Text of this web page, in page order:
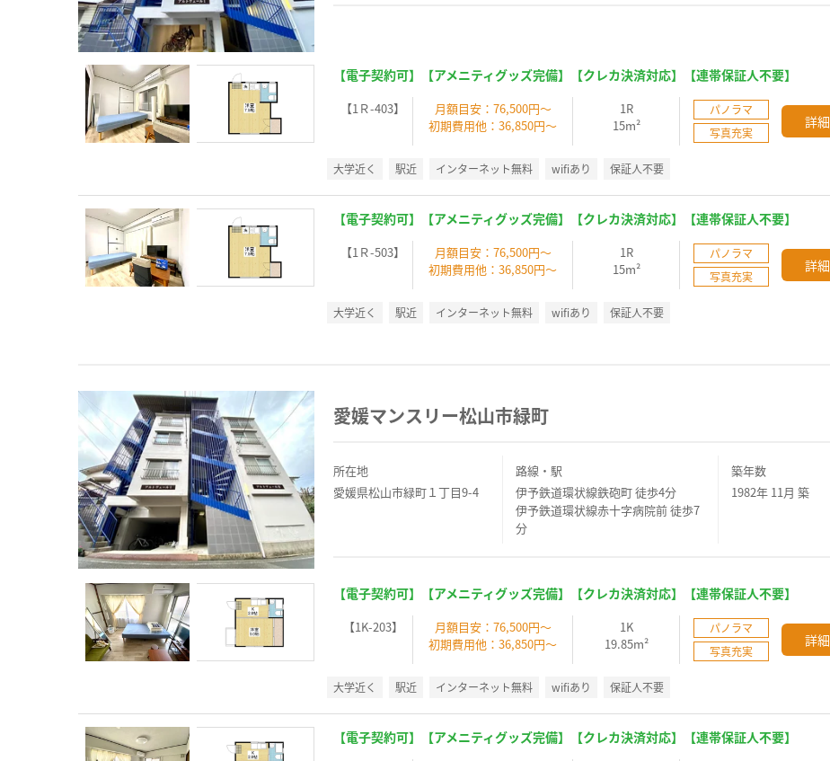
【電子契約可】【アメニティグッズ完備】【クレカ決済対応】【連帯保証人不要】
【1Ｒ-403】
月額目安：76,500円～
初期費用他：36,850円～
1R
15m²
パノラマ
写真充実
詳細
大学近く 駅近 インターネット無料 wifiあり 保証人不要
【電子契約可】【アメニティグッズ完備】【クレカ決済対応】【連帯保証人不要】
【1Ｒ-503】
月額目安：76,500円～
初期費用他：36,850円～
1R
15m²
パノラマ
写真充実
詳細
大学近く 駅近 インターネット無料 wifiあり 保証人不要
愛媛マンスリー松山市緑町
所在地
愛媛県松山市緑町１丁目9-4
路線・駅
伊予鉄道環状線鉄砲町 徒歩4分
伊予鉄道環状線赤十字病院前 徒歩7
分
築年数
1982年 11月 築
【電子契約可】【アメニティグッズ完備】【クレカ決済対応】【連帯保証人不要】
【1K-203】
月額目安：76,500円～
初期費用他：36,850円～
1K
19.85m²
パノラマ
写真充実
詳細
大学近く 駅近 インターネット無料 wifiあり 保証人不要
【電子契約可】【アメニティグッズ完備】【クレカ決済対応】【連帯保証人不要】